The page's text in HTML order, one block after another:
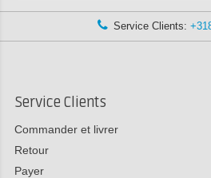
Service Clients:
Service Clients
Commander et livrer
Retour
Payer